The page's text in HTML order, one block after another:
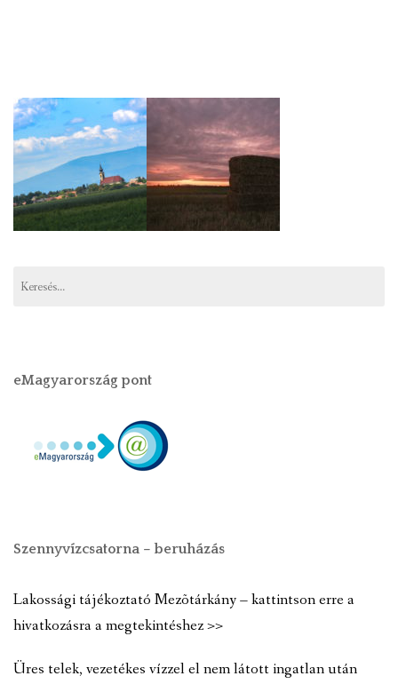
eMagyarország pont
Szennyvízcsatorna – beruházás
Lakossági tájékoztató Mezõtárkány – kattintson erre a
hivatkozásra a megtekintéshez >>
Üres telek, vezetékes vízzel el nem látott ingatlan után